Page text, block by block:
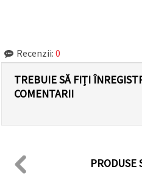
Recenzii: 0
TREBUIE SĂ FIȚI
COMENTARII
PRODUSE